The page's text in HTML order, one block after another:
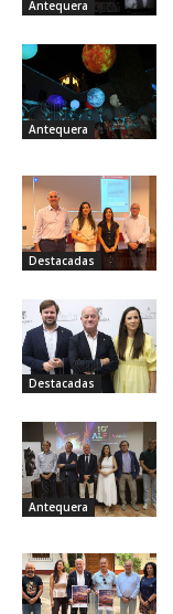
Antequera
Antequera
Destacadas
Destacadas
Antequera